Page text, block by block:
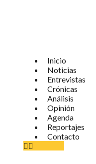
Inicio
Noticias
Entrevistas
Crónicas
Análisis
Opinión
Agenda
Reportajes
Contacto